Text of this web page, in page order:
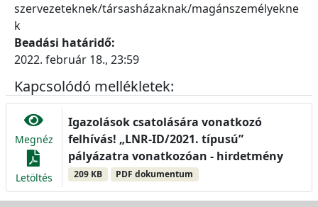
szervezeteknek/társasházaknak/magánszemélyekne
k
Beadási határidő:
2022. február 18., 23:59
Kapcsolódó mellékletek:
Megnéz
Letöltés
Igazolások csatolására vonatkozó
felhívás! „LNR-ID/2021. típusú”
pályázatra vonatkozóan - hirdetmény
209 KB PDF dokumentum